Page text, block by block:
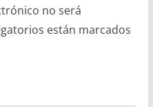
no será
están marcados